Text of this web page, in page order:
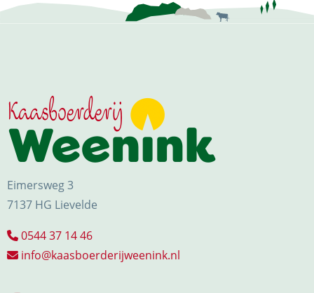
Eimersweg 3
7137 HG Lievelde
0544 37 14 46
info@kaasboerderijweenink.nl